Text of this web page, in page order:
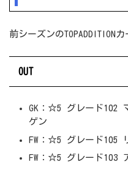
前シーズンのTOPADDITION
OUT
GK：☆5 グレード102
ゲン
FW：☆5 グレード105
FW：☆5 グレード103